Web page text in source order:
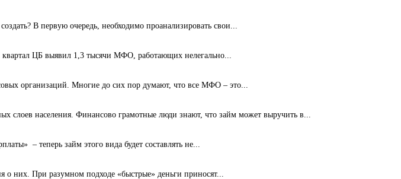
В первую очередь, необходимо проанализировать свои...
ЦБ выявил 1,3 тысячи МФО, работающих нелегально...
организаций. Многие до сих пор думают, что все МФО – это...
населения. Финансово грамотные люди знают, что займ может выручить в...
– теперь займ этого вида будет составлять не...
них. При разумном подходе «быстрые» деньги приносят...